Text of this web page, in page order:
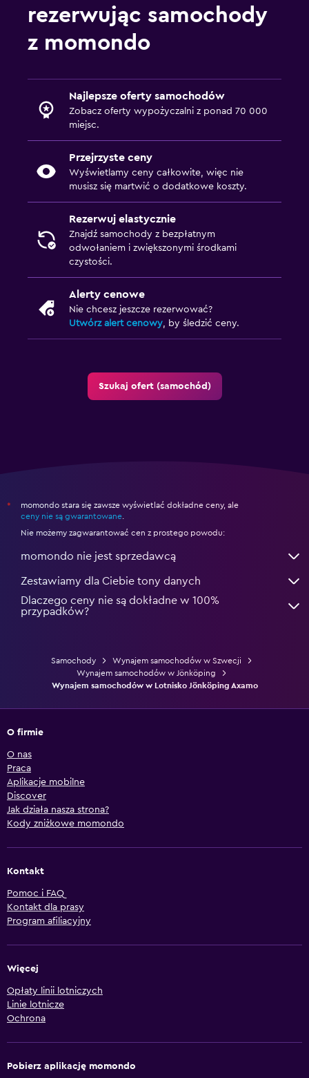
rezerwując samochody
z momondo
Najlepsze oferty samochodów
Zobacz oferty wypożyczalni z ponad 70 000
miejsc.
Przejrzyste ceny
Wyświetlamy ceny całkowite, więc nie
musisz się martwić o dodatkowe koszty.
Rezerwuj elastycznie
Znajdź samochody z bezpłatnym
odwołaniem i zwiększonymi środkami
czystości.
Alerty cenowe
Nie chcesz jeszcze rezerwować?
Utwórz alert cenowy, by śledzić ceny.
Szukaj ofert (samochód)
*
momondo stara się zawsze wyświetlać dokładne ceny, ale
ceny nie są gwarantowane.
Nie możemy zagwarantować cen z prostego powodu:
momondo nie jest sprzedawcą
Zestawiamy dla Ciebie tony danych
Dlaczego ceny nie są dokładne w 100%
przypadków?
Samochody
Wynajem samochodów w Szwecji
Wynajem samochodów w Jönköping
Wynajem samochodów w Lotnisko Jönköping Axamo
O firmie
O nas
Praca
Aplikacje mobilne
Discover
Jak działa nasza strona?
Kody zniżkowe momondo
Kontakt
Pomoc i FAQ
Kontakt dla prasy
Program afiliacyjny
Więcej
Opłaty linii lotniczych
Linie lotnicze
Ochrona
Pobierz aplikację momondo